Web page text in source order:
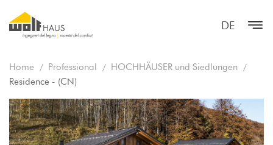
DE
Home Professional
HOCHHÄUSER und Siedlungen
Residence - (CN)